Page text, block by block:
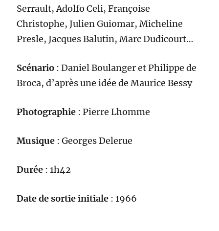
Serrault, Adolfo Celi, Françoise
Christophe, Julien Guiomar, Micheline
Presle, Jacques Balutin, Marc Dudicourt…
Scénario :Daniel Boulangeret Philippe de
Broca, d’après une idée de Maurice Bessy
Photographie :Pierre Lhomme
Musique : Georges Delerue
Durée :1h42
Date de sortie initiale :1966